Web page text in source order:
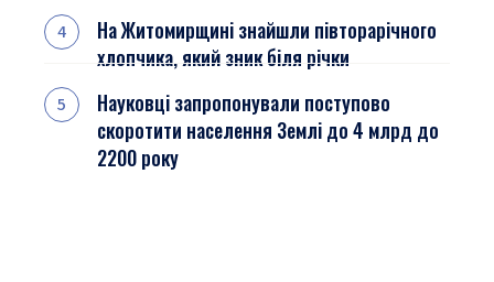
На Житомирщині знайшли півторарічного
хлопчика, який зник біля річки
Науковці запропонували поступово
скоротити населення Землі до 4 млрд до
2200 року